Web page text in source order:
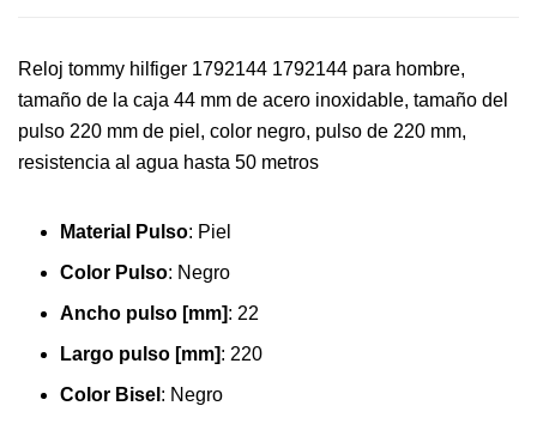
Reloj tommy hilfiger 1792144 1792144 para hombre,
tamaño de la caja 44 mm de acero inoxidable, tamaño del
pulso 220 mm de piel, color negro, pulso de 220 mm,
resistencia al agua hasta 50 metros
Material Pulso: Piel
Color Pulso: Negro
Ancho pulso [mm]: 22
Largo pulso [mm]: 220
Color Bisel : Negro